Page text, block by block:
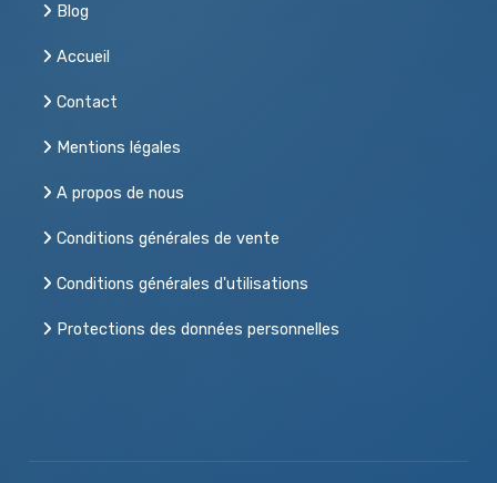
Blog
Accueil
Contact
Mentions légales
A propos de nous
Conditions générales de vente
Conditions générales d'utilisations
Protections des données personnelles